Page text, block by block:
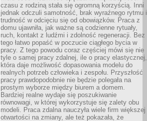
czasu z rodziną stała się ogromną korzyścią. Inni
jednak odczuli samotność, brak wyraźnego rytmu i
trudność w odcięciu się od obowiązków. Praca z
domu ujawniła, jak ważne są codzienne rytuały,
ruch, kontakt z ludźmi i zdolność regeneracji. Bez
tego łatwo popaść w poczucie ciągłego bycia w
pracy. Z tego powodu coraz częściej mówi się nie
tyle o samej pracy zdalnej, ile o pracy elastycznej,
która daje możliwość dopasowania modelu do
realnych potrzeb człowieka i zespołu. Przyszłość
pracy prawdopodobnie nie będzie polegała na
prostym wyborze między biurem a domem.
Bardziej realne wydaje się poszukiwanie
równowagi, w której wykorzystuje się zalety obu
modeli. Praca zdalna nauczyła wiele firm większej
otwartości na zmiany, ale też pokazała, że